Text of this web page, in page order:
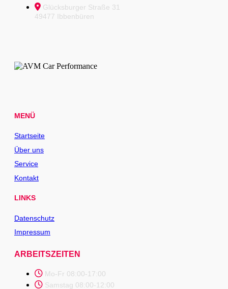
Glücksburger Straße 31
49477 Ibbenbüren
MENÜ
Startseite
Über uns
Service
Kontakt
LINKS
Datenschutz
Impressum
ARBEITSZEITEN
Mo-Fr 08:00-17:00
Samstag 08:00-12:00